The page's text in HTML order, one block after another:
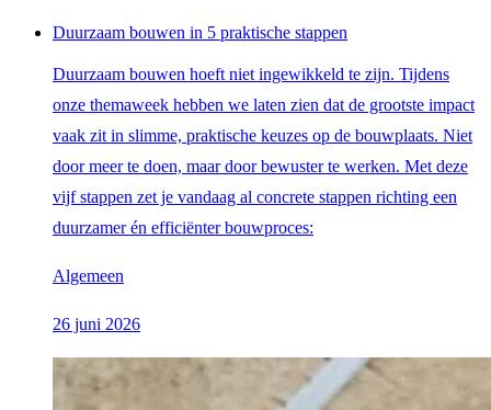
Duurzaam bouwen in 5 praktische stappen
Duurzaam bouwen hoeft niet ingewikkeld te zijn. Tijdens
onze themaweek hebben we laten zien dat de grootste impact
vaak zit in slimme, praktische keuzes op de bouwplaats. Niet
door meer te doen, maar door bewuster te werken. Met deze
vijf stappen zet je vandaag al concrete stappen richting een
duurzamer én efficiënter bouwproces:
Algemeen
26 juni 2026